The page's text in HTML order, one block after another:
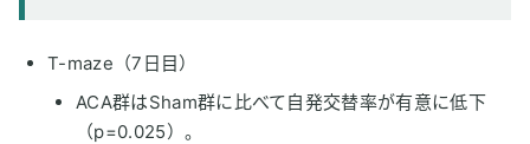
T-maze（7日目）
ACA群はSham群に比べて自発交替率が有意に低下
（p=0.025）。